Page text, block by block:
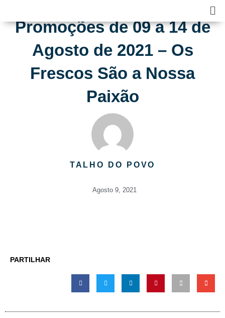
contentPromoções de 09 a 14 de
Agosto de 2021 – Os
Frescos São a Nossa
Paixão
TALHO DO POVO
Agosto 9, 2021
PARTILHAR